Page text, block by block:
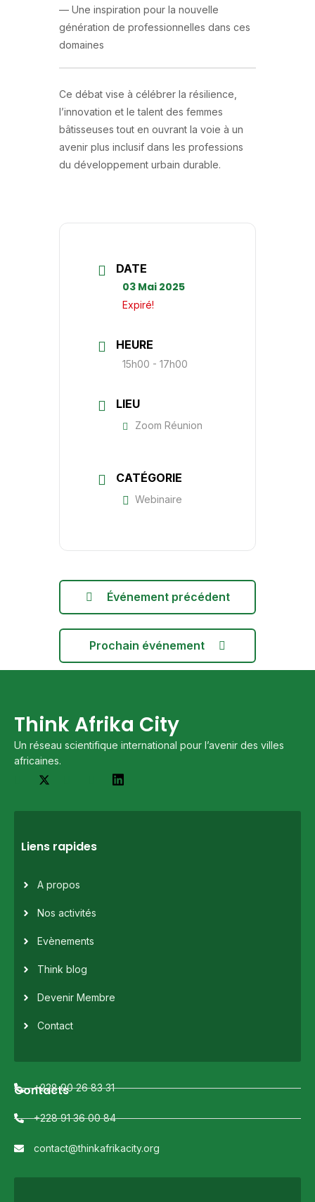
— Une inspiration pour la nouvelle
génération de professionnelles dans ces
domaines
Ce débat vise à célébrer la résilience,
l’innovation et le talent des femmes
bâtisseuses tout en ouvrant la voie à un
avenir plus inclusif dans les professions
du développement urbain durable.
DATE
03 Mai 2025
Expiré!
HEURE
15h00 - 17h00
LIEU
Zoom Réunion
CATÉGORIE
Webinaire
Événement précédent
Prochain événement
Think Afrika City
Un réseau scientifique international pour l’avenir des villes
africaines.
Liens rapides
A propos
Nos activités
Evènements
Think blog
Devenir Membre
Contact
Contacts
+228 90 26 83 31
+228 91 36 00 84
contact@thinkafrikacity.org